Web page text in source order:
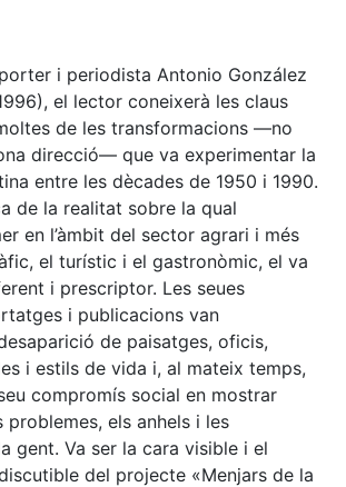
i periodista Antonio González
el lector coneixerà les claus
de les transformacions —no
direcció— que va experimentar la
entre les dècades de 1950 i 1990.
de la realitat sobre la qual
en l’àmbit del sector agrari i més
el turístic i el gastronòmic, el va
i prescriptor. Les seues
i publicacions van
de paisatges, oficis,
i estils de vida i, al mateix temps,
compromís social en mostrar
problemes, els anhels i les
gent. Va ser la cara visible i el
del projecte «Menjars de la